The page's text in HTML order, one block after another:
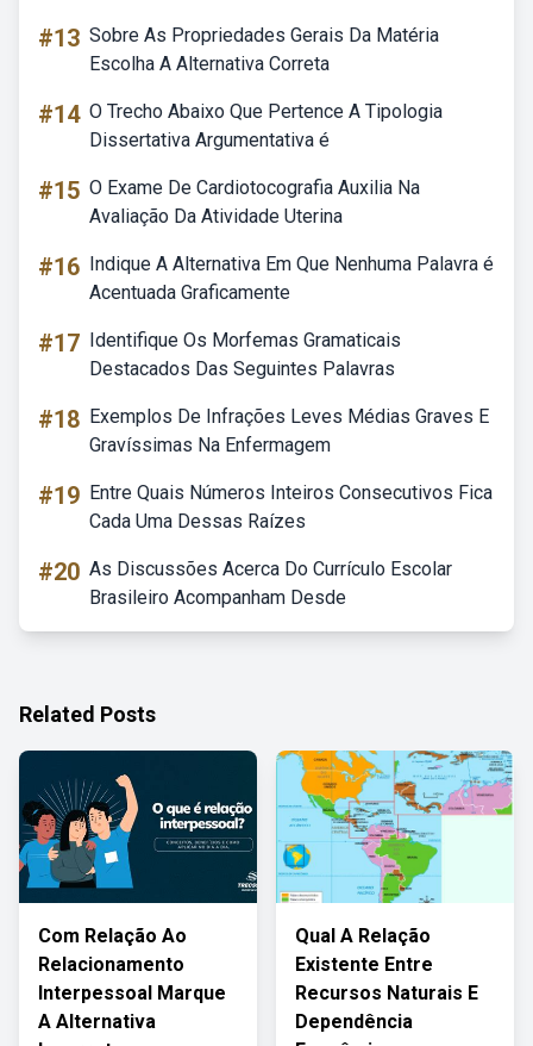
#13 Sobre As Propriedades Gerais Da Matéria
Escolha A Alternativa Correta
#14 O Trecho Abaixo Que Pertence A Tipologia
Dissertativa Argumentativa é
#15 O Exame De Cardiotocografia Auxilia Na
Avaliação Da Atividade Uterina
#16 Indique A Alternativa Em Que Nenhuma Palavra é
Acentuada Graficamente
#17 Identifique Os Morfemas Gramaticais
Destacados Das Seguintes Palavras
#18 Exemplos De Infrações Leves Médias Graves E
Gravíssimas Na Enfermagem
#19 Entre Quais Números Inteiros Consecutivos Fica
Cada Uma Dessas Raízes
#20 As Discussões Acerca Do Currículo Escolar
Brasileiro Acompanham Desde
Related Posts
Com Relação Ao
Relacionamento
Interpessoal Marque
A Alternativa
Qual A Relação
Existente Entre
Recursos Naturais E
Dependência